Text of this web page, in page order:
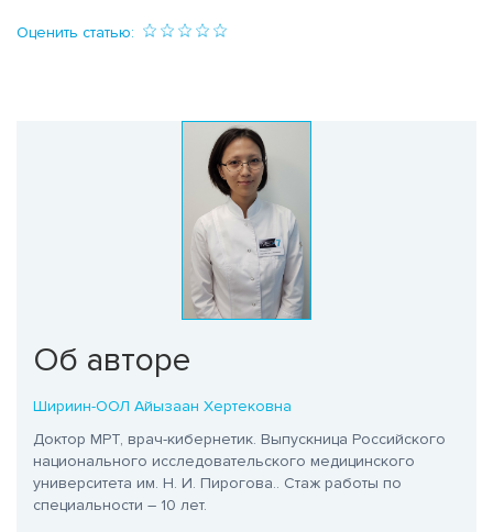
Оценить статью:
Об авторе
Шириин-ООЛ Айызаан Хертековна
Доктор МРТ, врач-кибернетик. Выпускница Российского
национального исследовательского медицинского
университета им. Н. И. Пирогова.. Стаж работы по
специальности – 10 лет.